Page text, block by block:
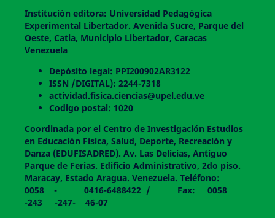
Institución editora: Universidad Pedagógica
Experimental Libertador. Avenida Sucre, Parque del
Oeste, Catia, Municipio Libertador, Caracas
Venezuela
Depósito legal: PPI200902AR3122
ISSN /DIGITAL): 2244-7318
actividad.fisica.ciencias@upel.edu.ve
Codigo postal: 1020
Coordinada por el Centro de Investigación Estudios
en Educación Física, Salud, Deporte, Recreación y
Danza (EDUFISADRED). Av. Las Delicias, Antiguo
Parque de Ferias. Edificio Administrativo, 2do piso.
Maracay, Estado Aragua. Venezuela. Teléfono:
0058 - 0416-6488422 / Fax: 0058
-243 -247- 46-07